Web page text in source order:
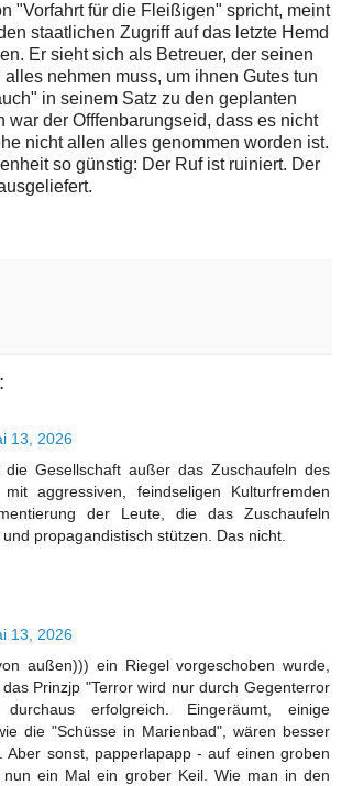
"Vorfahrt für die Fleißigen" spricht, meint
staatlichen Zugriff auf das letzte Hemd
Er sieht sich als Betreuer, der seinen
nehmen muss, um ihnen Gutes tun
in seinem Satz zu den geplanten
war der Offfenbarungseid, dass es nicht
nicht allen alles genommen worden ist.
so günstig: Der Ruf ist ruiniert. Der
13, 2026
die Gesellschaft außer das Zuschaufeln des
mit aggressiven, feindseligen Kulturfremden
der Leute, die das Zuschaufeln
propagandistisch stützen. Das nicht.
13, 2026
außen))) ein Riegel vorgeschoben wurde,
Prinzjp "Terror wird nur durch Gegenterror
durchaus erfolgreich. Eingeräumt, einige
die "Schüsse in Marienbad", wären besser
Aber sonst, papperlapapp - auf einen groben
nun ein Mal ein grober Keil. Wie man in den